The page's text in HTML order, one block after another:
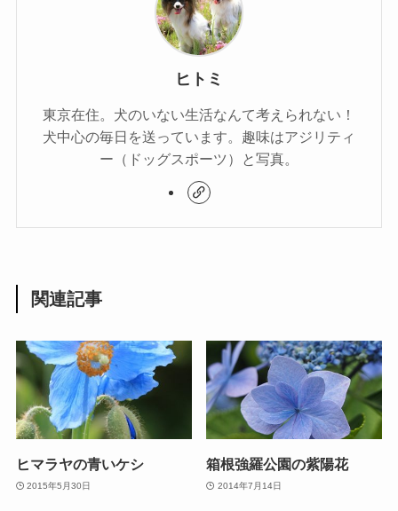
ヒトミ
東京在住。犬のいない生活なんて考えられない！
犬中心の毎日を送っています。趣味はアジリティ
ー（ドッグスポーツ）と写真。
関連記事
ヒマラヤの青いケシ
2015年5月30日
箱根強羅公園の紫陽花
2014年7月14日